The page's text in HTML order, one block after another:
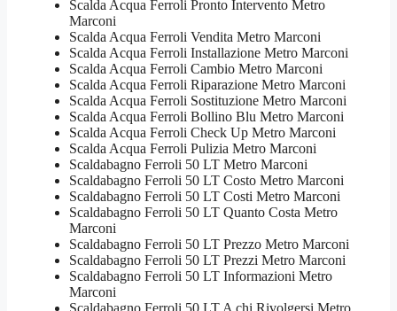
Scalda Acqua Ferroli Pronto Intervento Metro
Marconi
Scalda Acqua Ferroli Vendita Metro Marconi
Scalda Acqua Ferroli Installazione Metro Marconi
Scalda Acqua Ferroli Cambio Metro Marconi
Scalda Acqua Ferroli Riparazione Metro Marconi
Scalda Acqua Ferroli Sostituzione Metro Marconi
Scalda Acqua Ferroli Bollino Blu Metro Marconi
Scalda Acqua Ferroli Check Up Metro Marconi
Scalda Acqua Ferroli Pulizia Metro Marconi
Scaldabagno Ferroli 50 LT Metro Marconi
Scaldabagno Ferroli 50 LT Costo Metro Marconi
Scaldabagno Ferroli 50 LT Costi Metro Marconi
Scaldabagno Ferroli 50 LT Quanto Costa Metro
Marconi
Scaldabagno Ferroli 50 LT Prezzo Metro Marconi
Scaldabagno Ferroli 50 LT Prezzi Metro Marconi
Scaldabagno Ferroli 50 LT Informazioni Metro
Marconi
Scaldabagno Ferroli 50 LT A chi Rivolgersi Metro